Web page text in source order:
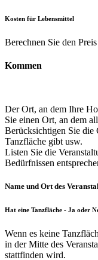
Kosten für Lebensmittel
Berechnen Sie den
Kommen
Der Ort, an dem Ihre
Sie einen Ort, an dem
Berücksichtigen Sie die
Tanzfläche gibt usw.
Listen Sie die
Bedürfnissen
Name und Ort des
Hat eine Tanzfläche - Ja oder
Wenn es keine
in der Mitte des
stattfinden wird.